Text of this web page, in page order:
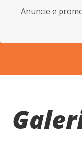
Anuncie e